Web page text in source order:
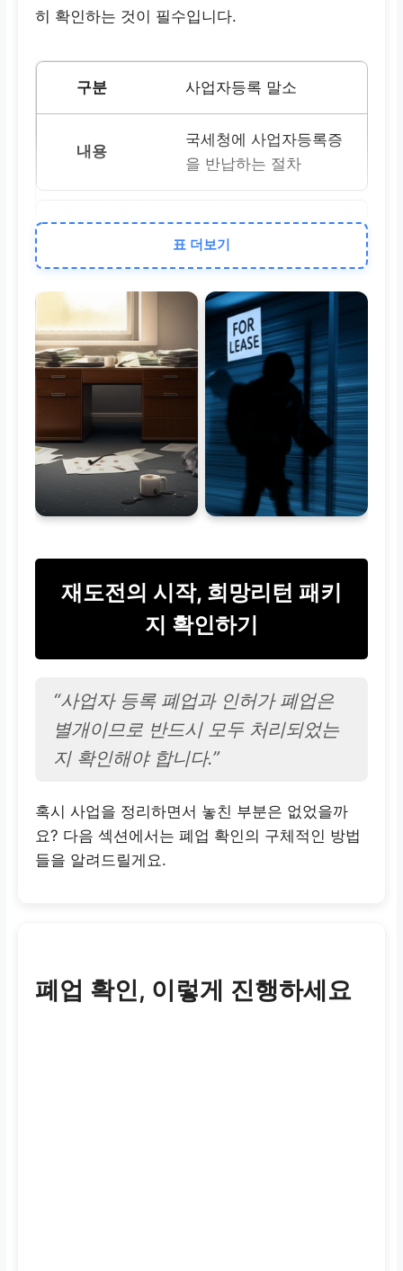
히 확인하는 것이 필수입니다.
사업자등록 말소
국세청에 사업자등록증
을 반납하는 절차
인허가 폐업
종의 영업 인허가를 지
자체에 반납하는 절차
주의사항
두 절차는 별개이며, 모
두 완료되어야 법적 폐
업 인정
희망리턴 패키지 바로가
기
표 더보기
재도전의 시작, 희망리턴 패키
지 확인하기
“사업자 등록 폐업과 인허가 폐업은
별개이므로 반드시 모두 처리되었는
지 확인해야 합니다.”
혹시 사업을 정리하면서 놓친 부분은 없었을까
요? 다음 섹션에서는 폐업 확인의 구체적인 방법
들을 알려드릴게요.
폐업 확인, 이렇게 진행하세요